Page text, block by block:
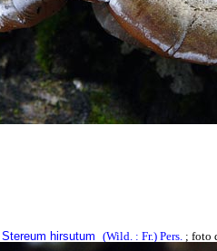
Stereum hirsutum (Wild. : Fr.) Pers. ; foto